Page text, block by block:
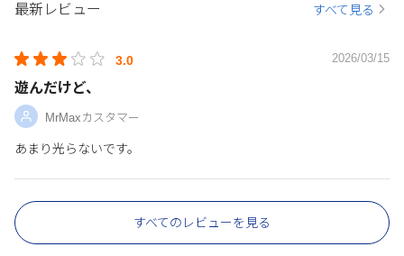
最新レビュー すべて見る
3.0 2026/03/15
遊んだけど、
MrMaxカスタマー
あまり光らないです。
すべてのレビューを見る